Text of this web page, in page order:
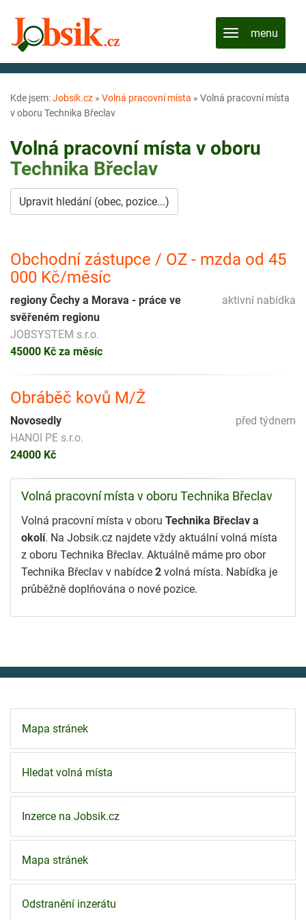
Kde jsem:Jobsik.cz » Volná pracovní místa » Volná pracovní místa
v oboru Technika Břeclav
Volná pracovní místa v oboru
Technika Břeclav
Upravit hledání (obec, pozice...)
Obchodní zástupce / OZ - mzda od 45
000 Kč/měsíc
aktivní nabídka
regiony Čechy a Morava - práce ve
svěřeném regionu
JOBSYSTEM s.r.o.
45000 Kč za měsíc
Obráběč kovů M/Ž
před týdnem
Novosedly
HANOI PE s.r.o.
24000 Kč
Volná pracovní místa v oboru Technika Břeclav
Volná pracovní místa v oboru Technika Břeclav a
okolí. Na Jobsik.cz najdete vždy aktuální volná místa
z oboru Technika Břeclav. Aktuálně máme pro obor
Technika Břeclav v nabídce 2 volná místa. Nabídka je
průběžně doplňována o nové pozice.
Mapa stránek
Hledat volná místa
Inzerce na Jobsik.cz
Mapa stránek
Odstranění inzerátu